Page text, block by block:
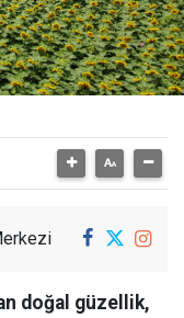
doğal güzellik,